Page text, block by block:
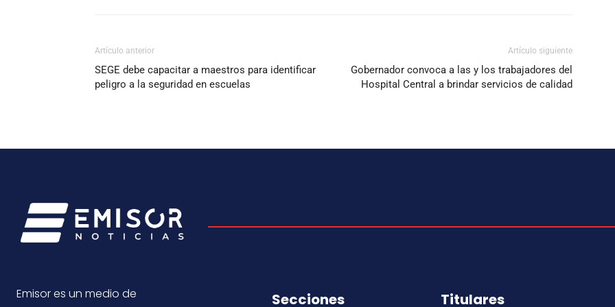
Artículo anterior
SEGE debe capacitar a maestros para identificar
peligro a la seguridad en escuelas
Artículo siguiente
Gobernador convoca a las y los trabajadores del
Hospital Central a brindar servicios de calidad
Emisor es un medio de
Secciones Titulares